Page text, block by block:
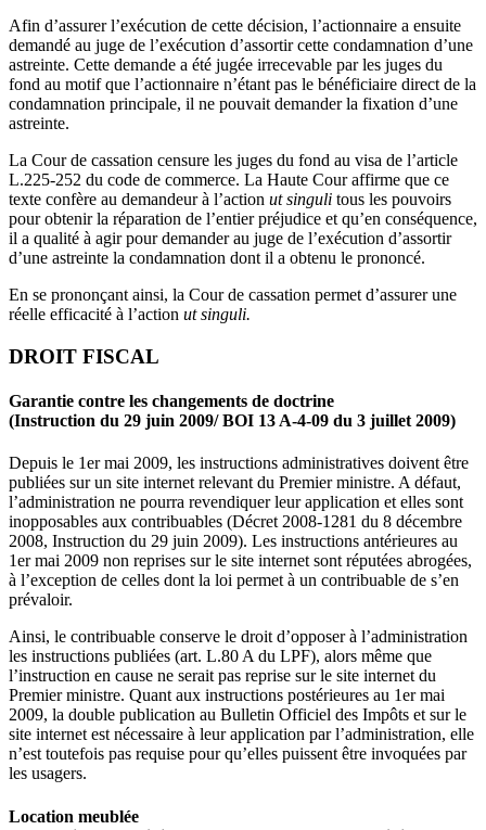
Afin d’assurer l’exécution de cette décision, l’actionnaire a ensuite
demandé au juge de l’exécution d’assortir cette condamnation d’une
astreinte. Cette demande a été jugée irrecevable par les juges du
fond au motif que l’actionnaire n’étant pas le bénéficiaire direct de la
condamnation principale, il ne pouvait demander la fixation d’une
astreinte.
La Cour de cassation censure les juges du fond au visa de l’article
L.225-252 du code de commerce. La Haute Cour affirme que ce
texte confère au demandeur à l’action ut singuli tous les pouvoirs
pour obtenir la réparation de l’entier préjudice et qu’en conséquence,
il a qualité à agir pour demander au juge de l’exécution d’assortir
d’une astreinte la condamnation dont il a obtenu le prononcé.
En se prononçant ainsi, la Cour de cassation permet d’assurer une
réelle efficacité à l’action ut singuli.
DROIT FISCAL
Garantie contre les changements de doctrine
(Instruction du 29 juin 2009/ BOI 13 A-4-09 du 3 juillet 2009)
Depuis le 1er mai 2009, les instructions administratives doivent être
publiées sur un site internet relevant du Premier ministre. A défaut,
l’administration ne pourra revendiquer leur application et elles sont
inopposables aux contribuables (Décret 2008-1281 du 8 décembre
2008, Instruction du 29 juin 2009). Les instructions antérieures au
1er mai 2009 non reprises sur le site internet sont réputées abrogées,
à l’exception de celles dont la loi permet à un contribuable de s’en
prévaloir.
Ainsi, le contribuable conserve le droit d’opposer à l’administration
les instructions publiées (art. L.80 A du LPF), alors même que
l’instruction en cause ne serait pas reprise sur le site internet du
Premier ministre. Quant aux instructions postérieures au 1er mai
2009, la double publication au Bulletin Officiel des Impôts et sur le
site internet est nécessaire à leur application par l’administration, elle
n’est toutefois pas requise pour qu’elles puissent être invoquées par
les usagers.
Location meublée